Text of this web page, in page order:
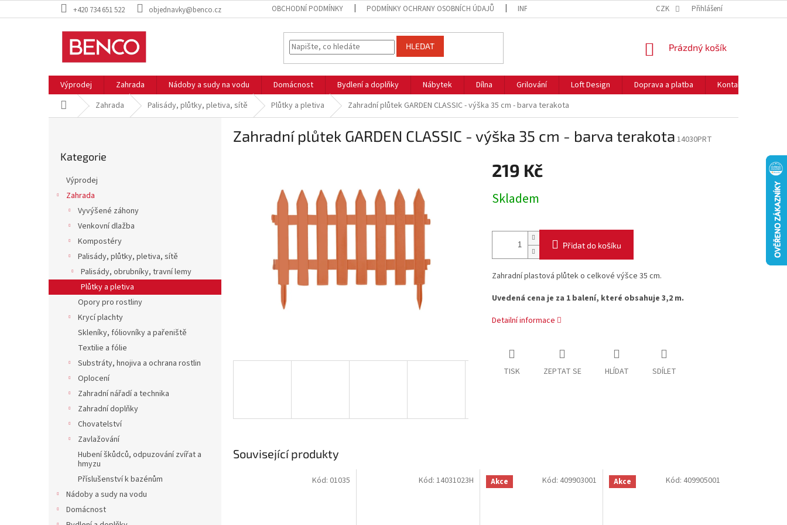
na
+420 734 651 522 objednavky@benco.cz OBCHODNÍ PODMÍNKY PODMÍNKY OCHRANY OSOBNÍCH ÚDAJŮ INFORMACE O COOKIES NEJČASTĚJŠÍ OTÁZKY
CZK Přihlášení
HLEDAT
NÁKUPNÍ
Prázdný košík
Výprodej Zahrada Nádoby a sudy na vodu Domácnost Bydlení a doplňky Nábytek Dílna Grilování Loft Design Doprava a platba Kontakty
Domů Zahrada Palisády, plůtky, pletiva, sítě Plůtky a pletiva Zahradní plůtek GARDEN CLASSIC - výška 35 cm - barva terakota
e
l
kategorie
Kategorie
Výprodej
Zahrada
Vyvýšené záhony
Venkovní dlažba
Kompostéry
Palisády, plůtky, pletiva, sítě
Palisády, obrubníky, travní lemy
Plůtky a pletiva
Opory pro rostliny
Krycí plachty
Skleníky, fóliovníky a pařeniště
Textilie a fólie
Substráty, hnojiva a ochrana rostlin
Oplocení
Zahradní nářadí a technika
Zahradní doplňky
Chovatelství
Zavlažování
Hubení škůdců, odpuzování zvířat a
hmyzu
Příslušenství k bazénům
Nádoby a sudy na vodu
Domácnost
Zahradní plůtek GARDEN CLASSIC - výška 35 cm - barva terakota 14030PRT
219 Kč
cena:
Skladem
Přidat do košíku
Zahradní plastová plůtek o celkové výšce 35 cm.
Uvedená cena je za 1 balení, které obsahuje 3,2 m.
Detailní informace
TISK ZEPTAT SE HLÍDAT SDÍLET
Související produkty
Kód: 01035 Kód: 14031023H Akce Kód: 409903001 Akce Kód: 409905001